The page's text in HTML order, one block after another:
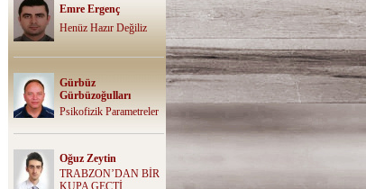
Emre Ergenç
Henüz Hazır Değiliz
Gürbüz
Gürbüzoğulları
Psikofizik Parametreler
Oğuz Zeytin
TRABZON’DAN BİR
KUPA GEÇTİ